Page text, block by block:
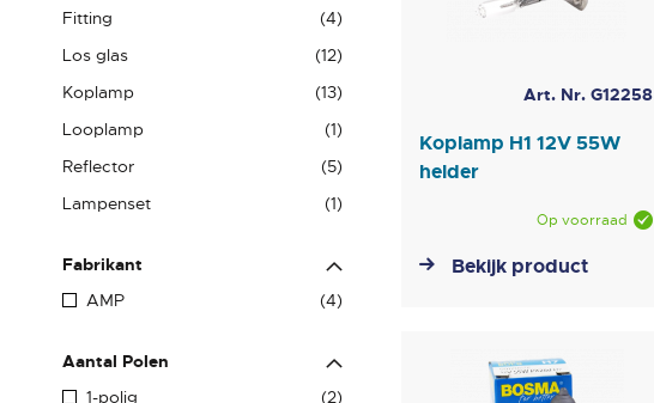
Art. Nr. G12258
Koplamp H1 12V 55W
helder
Op voorraad
Bekijk product
Fitting
4
producten
Los glas
12
producten
Koplamp
13
producten
Looplamp
1
product
Reflector
5
producten
Lampenset
1
product
Fabrikant
AMP
4
producten
Aantal Polen
1-polig
2
producten